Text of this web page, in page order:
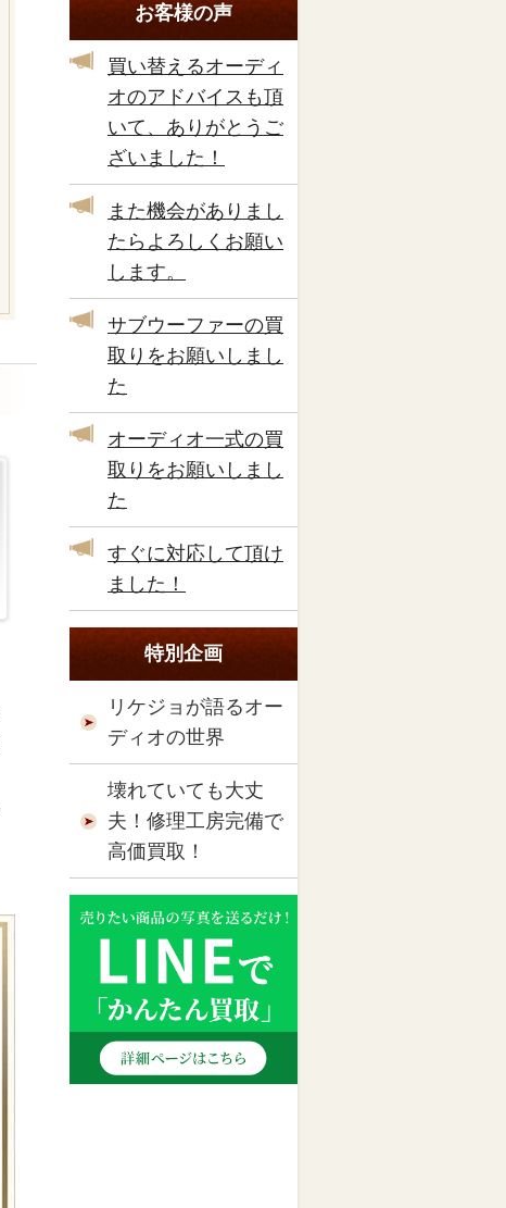
お客様の声
買い替えるオーディ
オのアドバイスも頂
いて、ありがとうご
ざいました！
また機会がありまし
たらよろしくお願い
します。
サブウーファーの買
取りをお願いしまし
た
オーディオ一式の買
取りをお願いしまし
た
すぐに対応して頂け
ました！
特別企画
リケジョが語るオー
ディオの世界
壊れていても大丈
夫！修理工房完備で
高価買取！